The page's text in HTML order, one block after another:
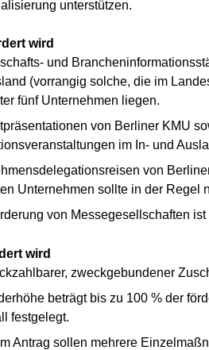
unterstützen.
wird
und
(vorrangig solche, die im
fünf Unternehmen liegen.
von Berliner KMU
im In- und
von
Unternehmen sollte in der Regel
von Messegesellschaften
wird
zweckgebundener
beträgt bis zu 100 % der
festgelegt.
Antrag sollen mehrere